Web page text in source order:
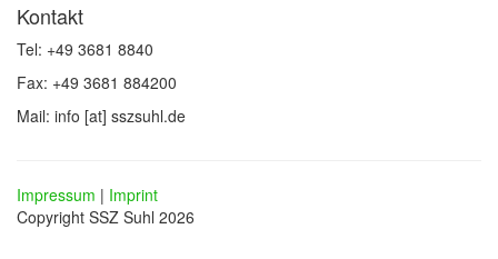
Kontakt
Tel: +49 3681 8840
Fax: +49 3681 884200
Mail: info [at] sszsuhl.de
Impressum | Imprint
Copyright SSZ Suhl 2026